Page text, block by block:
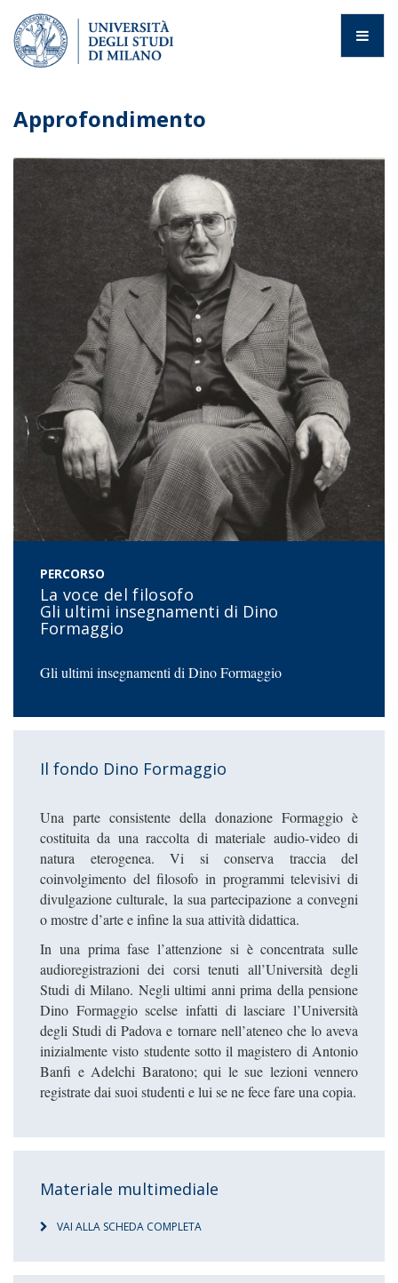
Approfondimento
PERCORSO
La voce del filosofo
Gli ultimi insegnamenti di Dino
Formaggio
Gli ultimi insegnamenti di Dino Formaggio
Il fondo Dino Formaggio
Una parte consistente della donazione Formaggio è
costituita da una raccolta di materiale audio-video di
natura eterogenea. Vi si conserva traccia del
coinvolgimento del filosofo in programmi televisivi di
divulgazione culturale, la sua partecipazione a convegni
o mostre d’arte e infine la sua attività didattica.
In una prima fase l’attenzione si è concentrata sulle
audioregistrazioni dei corsi tenuti all’Università degli
Studi di Milano. Negli ultimi anni prima della pensione
Dino Formaggio scelse infatti di lasciare l’Università
degli Studi di Padova e tornare nell’ateneo che lo aveva
inizialmente visto studente sotto il magistero di Antonio
Banfi e Adelchi Baratono; qui le sue lezioni vennero
registrate dai suoi studenti e lui se ne fece fare una copia.
Materiale multimediale
VAI ALLA SCHEDA COMPLETA